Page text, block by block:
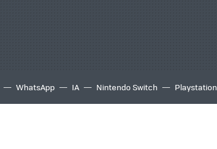
WhatsApp IA Nintendo Switch Playstation